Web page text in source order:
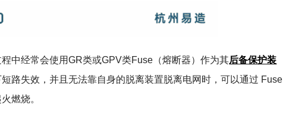
中经常会使用GR类或GPV类Fuse（熔断器）作为其后备保护装
路失效，并且无法靠自身的脱离装置脱离电网时，可以通过 Fuse
燃烧。